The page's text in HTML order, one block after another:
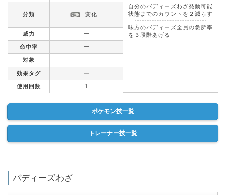
自分のバディーズわざ発動可能
状態までのカウントを２減らす
味方のバディーズ全員の急所率
を３段階あげる
分類 変化
威力 ー
命中率 ー
対象
効果タグ ー
使用回数 1
ポケモン技一覧
トレーナー技一覧
バディーズわざ